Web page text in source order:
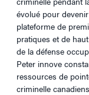
évolué pour devenir
plateforme de
pratiques et de
de la défense
Peter innove
ressources de
criminelle